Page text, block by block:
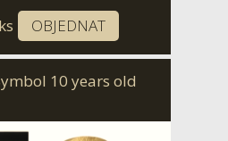
ks OBJEDNAT
10 years old